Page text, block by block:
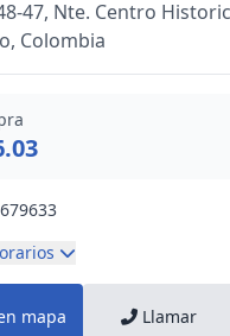
47, Nte. Centro
Colombia
mapa Llamar